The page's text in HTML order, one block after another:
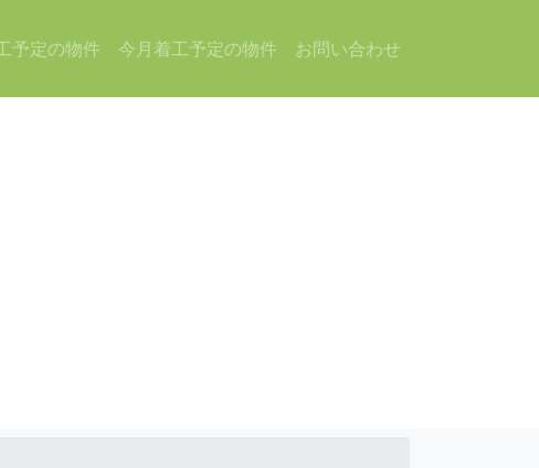
予定の物件 今月着工予定の物件 お問い合わせ